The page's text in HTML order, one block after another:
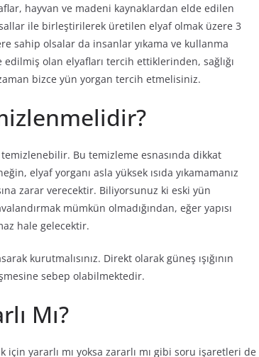
hayvan ve madeni kaynaklardan elde edilen
ile birleştirilerek üretilen elyaf olmak üzere 3
sahip olsalar da insanlar yıkama ve kullanma
olan elyafları tercih ettiklerinden, sağlığı
bizce yün yorgan tercih etmelisiniz.
Bu temizleme esnasında dikkat
elyaf yorganı asla yüksek ısıda yıkamamanız
zarar verecektir. Biliyorsunuz ki eski yün
mümkün olmadığından, eğer yapısı
hale gelecektir.
kurutmalısınız. Direkt olarak güneş ışığının
sebep olabilmektedir.
Mı?
için yararlı mı yoksa zararlı mı gibi soru işaretleri de